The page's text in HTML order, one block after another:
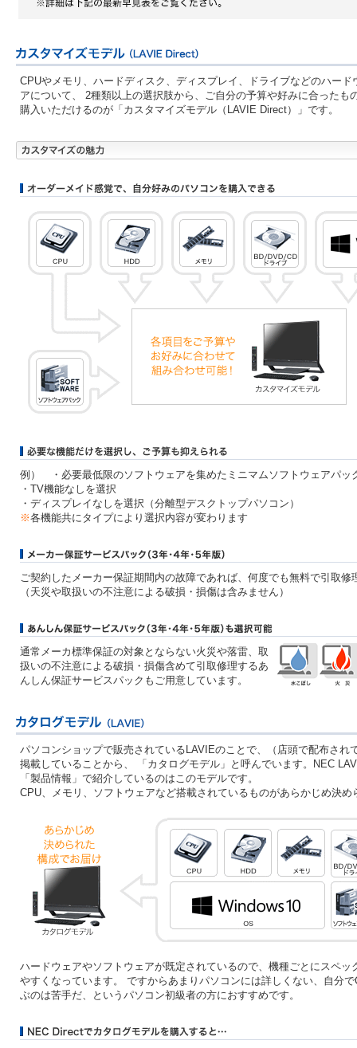
CPUやメモリ、ハードディスク、ディスプレイ、ドライブなどのハード
アについて、 2種類以上の選択肢から、ご自分の予算や好みに合ったも
購入いただけるのが「カスタマイズモデル（LAVIE Direct）」です。
例） ・必要最低限のソフトウェアを集めたミニマムソフトウェアパッ
・TV機能なしを選択
・ディスプレイなしを選択（分離型デスクトップパソコン）
※各機能共にタイプにより選択内容が変わります
ご契約したメーカー保証期間内の故障であれば、何度でも無料で引取修
（天災や取扱いの不注意による破損・損傷は含みません）
通常メーカ標準保証の対象とならない火災や落雷、取
扱いの不注意による破損・損傷含めて引取修理するあ
んしん保証サービスパックもご用意しています。
パソコンショップで販売されているLAVIEのことで、（店頭で配布され
掲載していることから、 「カタログモデル」と呼んでいます。NEC
「製品情報」で紹介しているのはこのモデルです。
CPU、メモリ、ソフトウェアなど搭載されているものがあらかじめ決め
ハードウェアやソフトウェアが既定されているので、機種ごとにスペッ
やすくなっています。 ですからあまりパソコンには詳しくない、自分
ぶのは苦手だ、というパソコン初級者の方におすすめです。